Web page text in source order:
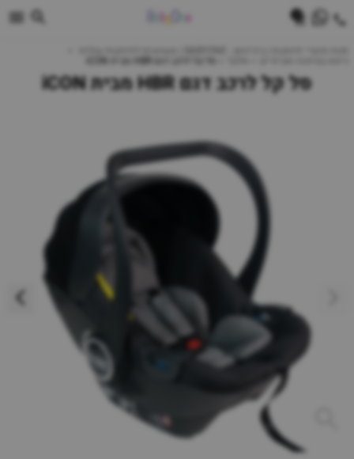
סל קל לרכב דגם HBR מבית iCON